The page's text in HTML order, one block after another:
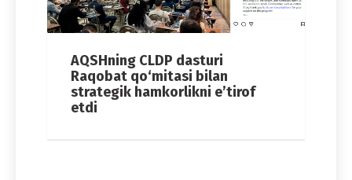
AQSHning CLDP dasturi
Raqobat qo‘mitasi bilan
strategik hamkorlikni e’tirof
etdi